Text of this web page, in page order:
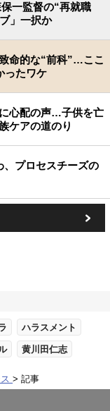
一監督の“再就職
」一択か
命的な“前科”…ここ
ったワケ
心配の声…子供を亡
ケアの道のり
、プロセスチーズの
ハラスメント
黄川田仁志
記事